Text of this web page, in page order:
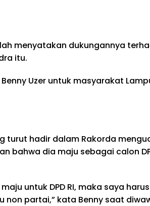
menyatakan dukungannya
itu.
Uzer untuk masyarakat
turut hadir dalam Rakorda
bahwa dia maju sebagai calon
untuk DPD RI, maka saya
non partai,” kata Benny saat